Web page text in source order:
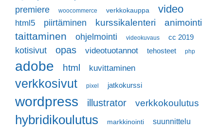
premiere woocommerce verkkokauppa video
html5 piirtäminen kurssikalenteri animointi
taittaminen ohjelmointi videokuvaus cc 2019
kotisivut opas videotuotannot tehosteet php
adobe html kuvittaminen
verkkosivut pixel jatkokurssi
wordpress illustrator verkkokoulutus
hybridikoulutus markkinointi suunnittelu